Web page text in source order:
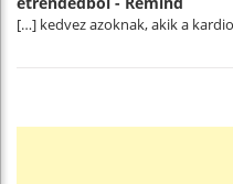
[…] kedvez azoknak, akik a